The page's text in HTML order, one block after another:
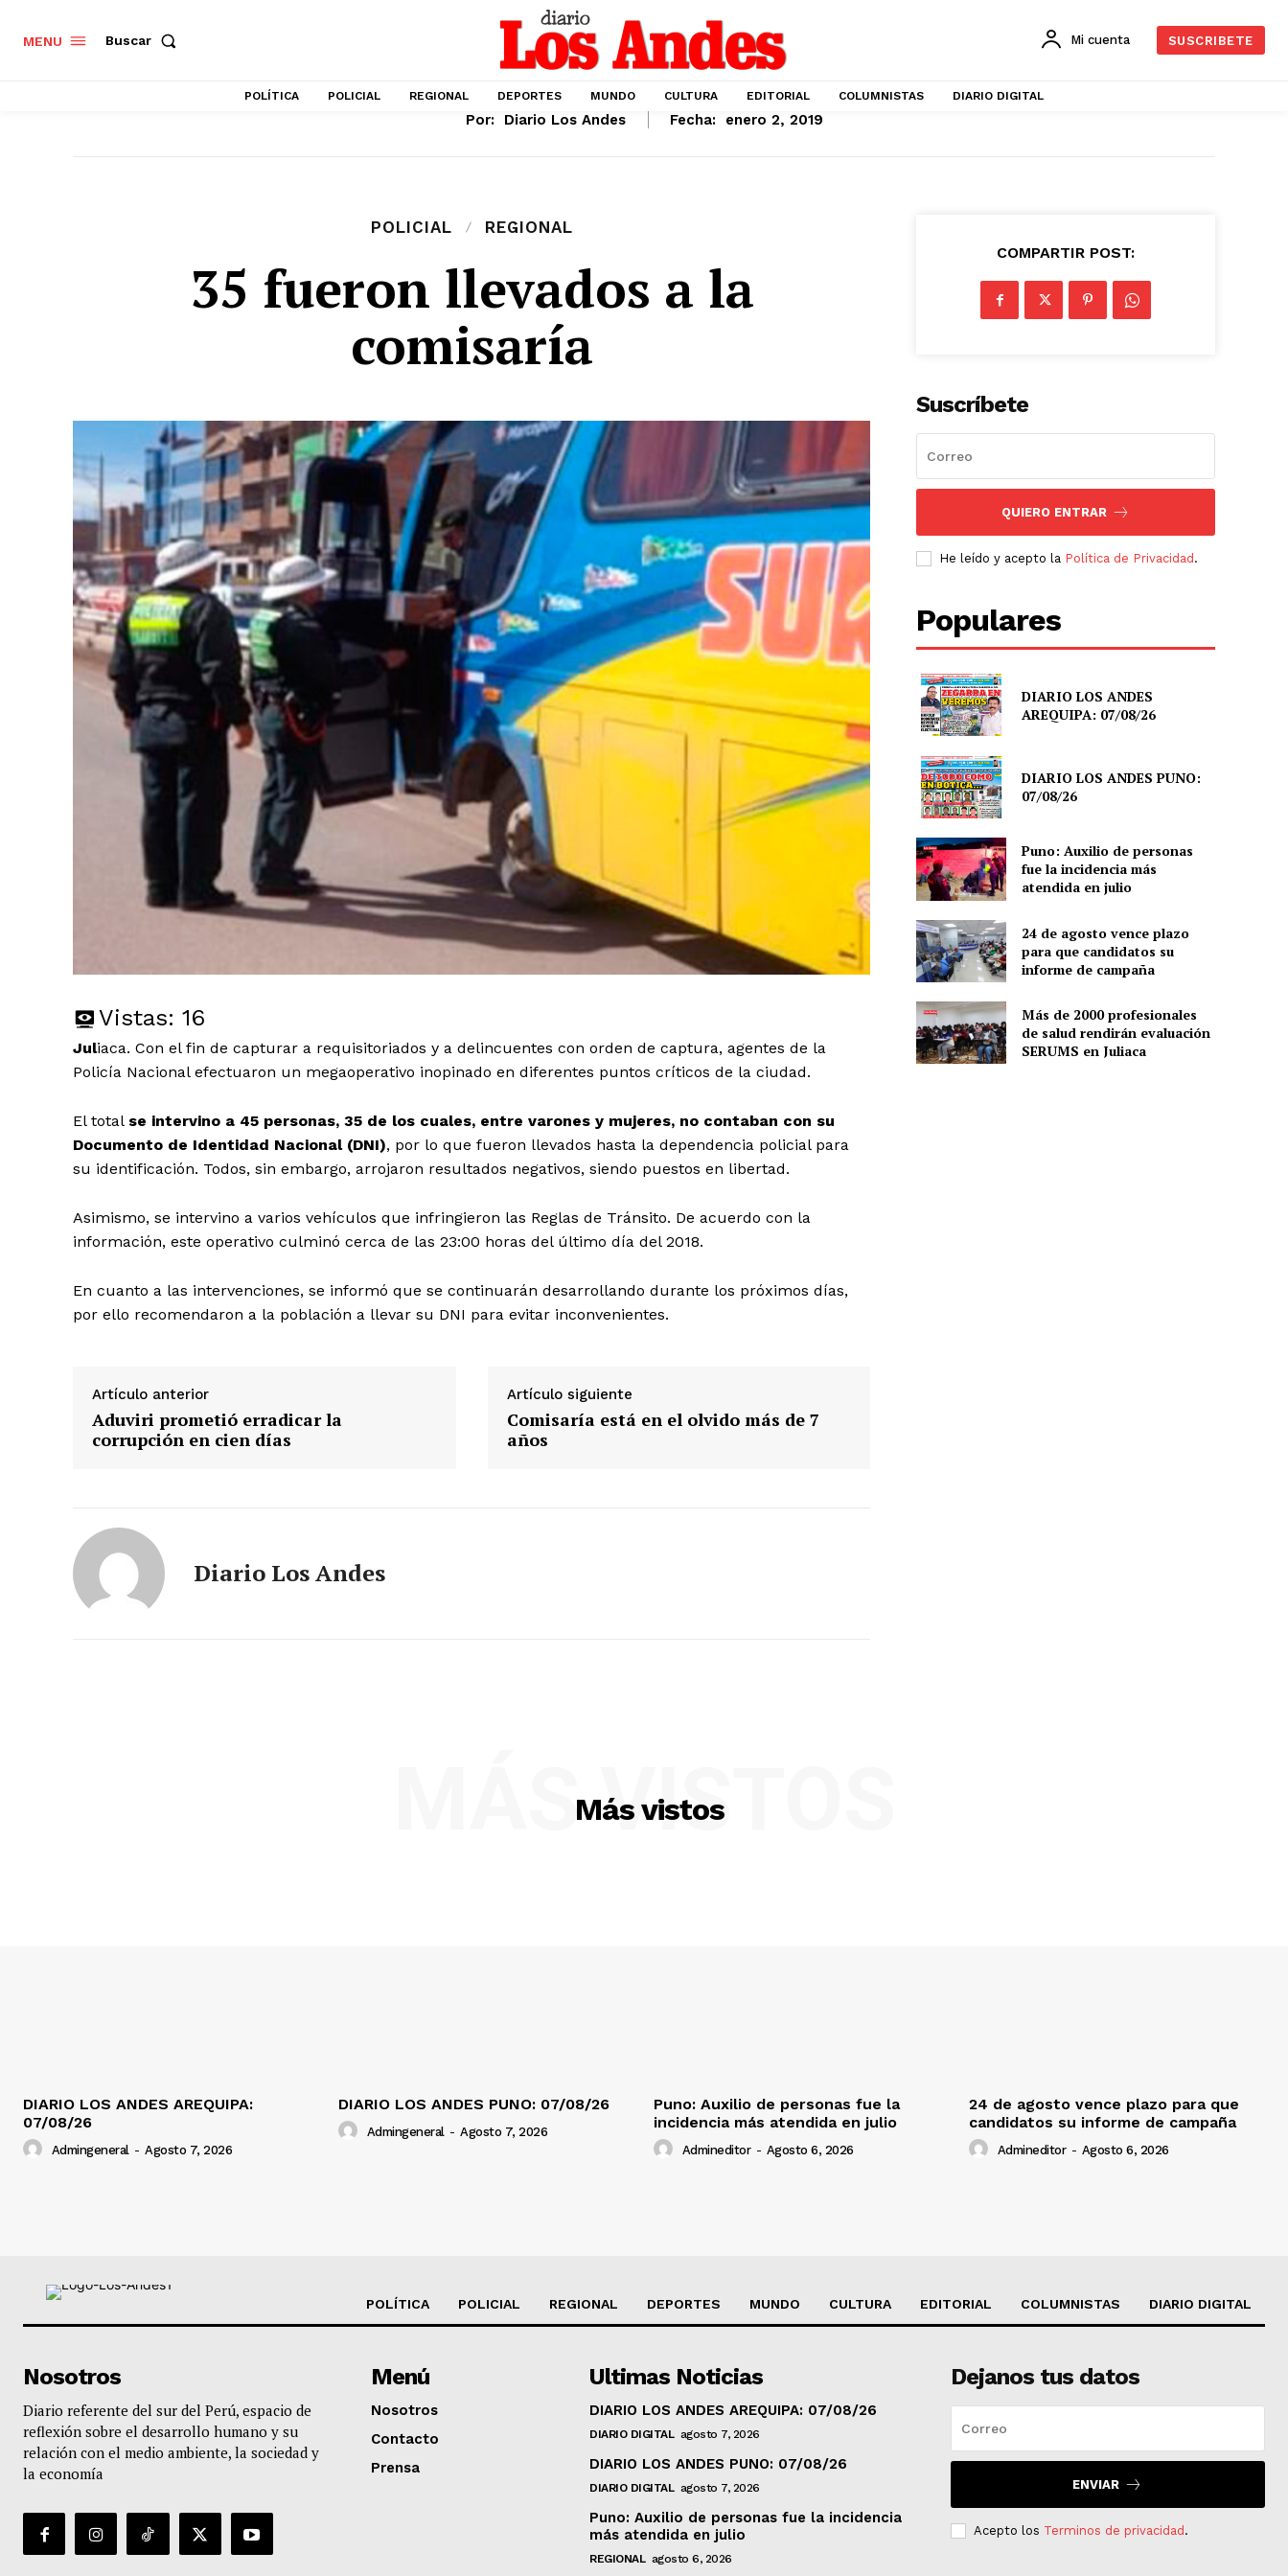
MENU Buscar Mi cuenta SUSCRIBETE
POLÍTICA POLICIAL REGIONAL DEPORTES MUNDO CULTURA EDITORIAL COLUMNISTAS DIARIO DIGITAL
Por: Diario Los Andes Fecha: enero 2, 2019
POLICIAL REGIONAL
35 fueron llevados a la
comisaría
Vistas: 16
Juliaca. Con el fin de capturar a requisitoriados y a delincuentes con orden de captura, agentes de la
Policía Nacional efectuaron un megaoperativo inopinado en diferentes puntos críticos de la ciudad.
El total se intervino a 45 personas, 35 de los cuales, entre varones y mujeres, no contaban con su
Documento de Identidad Nacional (DNI), por lo que fueron llevados hasta la dependencia policial para
su identificación. Todos, sin embargo, arrojaron resultados negativos, siendo puestos en libertad.
Asimismo, se intervino a varios vehículos que infringieron las Reglas de Tránsito. De acuerdo con la
información, este operativo culminó cerca de las 23:00 horas del último día del 2018.
En cuanto a las intervenciones, se informó que se continuarán desarrollando durante los próximos días,
por ello recomendaron a la población a llevar su DNI para evitar inconvenientes.
Artículo anterior
Aduviri prometió erradicar la
corrupción en cien días
Artículo siguiente
Comisaría está en el olvido más de 7
años
Diario Los Andes
COMPARTIR POST:
Suscríbete
QUIERO ENTRAR
He leído y acepto la Política de Privacidad .
Populares
DIARIO LOS ANDES
AREQUIPA: 07/08/26
DIARIO LOS ANDES PUNO:
07/08/26
Puno: Auxilio de personas
fue la incidencia más
atendida en julio
24 de agosto vence plazo
para que candidatos su
informe de campaña
Más de 2000 profesionales
de salud rendirán evaluación
SERUMS en Juliaca
Más vistos
MÁS VISTOS
DIARIO LOS ANDES AREQUIPA:
07/08/26
Admingeneral - Agosto 7, 2026
DIARIO LOS ANDES PUNO: 07/08/26
Admingeneral - Agosto 7, 2026
Puno: Auxilio de personas fue la
incidencia más atendida en julio
Admineditor - Agosto 6, 2026
24 de agosto vence plazo para que
candidatos su informe de campaña
Admineditor - Agosto 6, 2026
POLÍTICA POLICIAL REGIONAL DEPORTES MUNDO CULTURA EDITORIAL COLUMNISTAS DIARIO DIGITAL
Nosotros
Diario referente del sur del Perú, espacio de
reflexión sobre el desarrollo humano y su
relación con el medio ambiente, la sociedad y
la economía
Menú
Nosotros
Contacto
Prensa
Ultimas Noticias
DIARIO LOS ANDES AREQUIPA: 07/08/26
DIARIO DIGITAL agosto 7, 2026
DIARIO LOS ANDES PUNO: 07/08/26
DIARIO DIGITAL agosto 7, 2026
Puno: Auxilio de personas fue la incidencia
más atendida en julio
REGIONAL agosto 6, 2026
Dejanos tus datos
ENVIAR
Acepto los Terminos de privacidad .